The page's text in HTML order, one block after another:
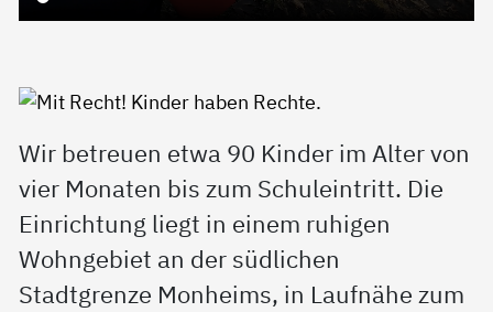
Wir betreuen etwa 90 Kinder im Alter von
vier Monaten bis zum Schuleintritt. Die
Einrichtung liegt in einem ruhigen
Wohngebiet an der südlichen
Stadtgrenze Monheims, in Laufnähe zum